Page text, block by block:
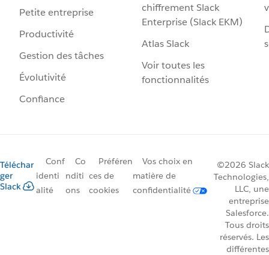
Petite entreprise
Productivité
Gestion des tâches
Évolutivité
Confiance
chiffrement Slack
Enterprise (Slack EKM)
Atlas Slack
Voir toutes les
fonctionnalités
Téléchar
ger
Slack
Conf
identi
alité
Co
nditi
ons
Préféren
ces de
cookies
Vos choix en
matière de
confidentialité
©2026 Slack
Technologies,
LLC, une
entreprise
Salesforce.
Tous droits
réservés. Les
différentes